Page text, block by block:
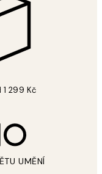
299 Kč
UMĚNÍ